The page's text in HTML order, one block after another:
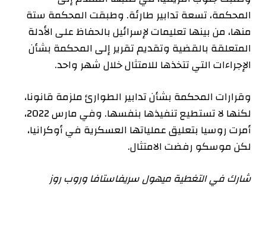
المحكمة، تسعة تدابير طارئة. وطبقت المحكمة ستة
منها، من بينها تعليمات لإسرائيل بالحفاظ على الأدلة
المتعلقة بالقضية وتقديم تقرير إلى المحكمة بشأن
الإجراءات التي تتخذها للامتثال خلال شهر واحد.
وقرارات المحكمة بشأن تدابير الطوارئ ملزمة قانونا،
لكنها لا تستطيع تنفيذها بنفسها. وفي مارس 2022،
أمرت روسيا بتعليق عملياتها العسكرية في أوكرانيا،
لكن موسكو رفضت الامتثال.
شارك في التغطية ميهول سريفاستافا وروب روز